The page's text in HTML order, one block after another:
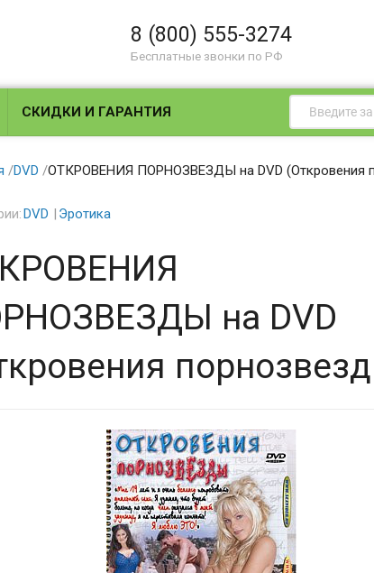
8 (800) 555-3274
Бесплатные звонки по РФ
СКИДКИ И ГАРАНТИЯ
/DVD /ОТКРОВЕНИЯ ПОРНОЗВЕЗДЫ на DVD (Откровения
DVD Эротика
на DVD